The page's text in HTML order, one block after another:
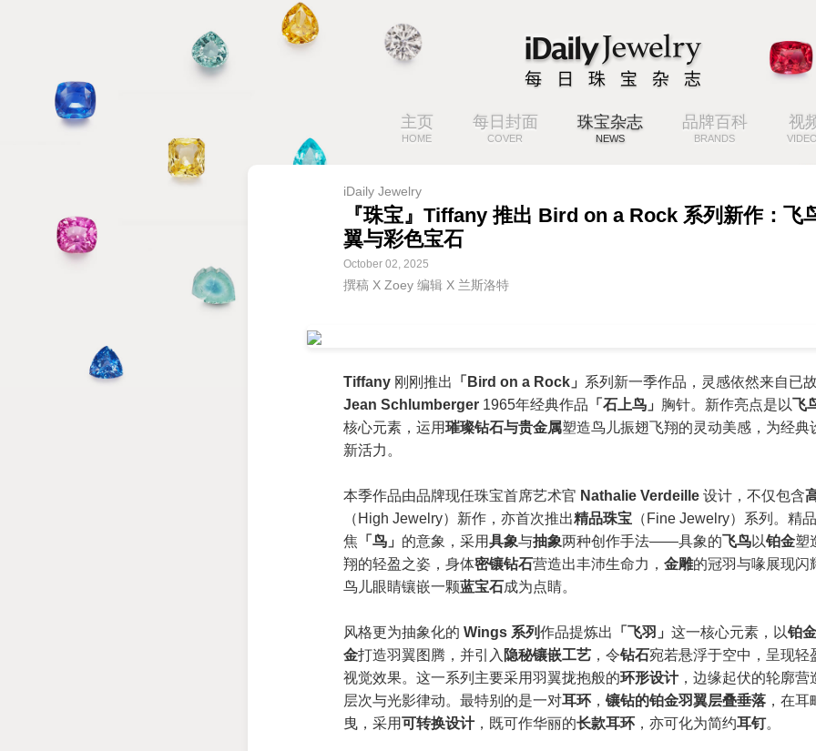
主页
HOME
每日封面
COVER
珠宝杂志
NEWS
品牌百科
BRANDS
视
iDaily Jewelry
『珠宝』Tiffany 推出 Bird on a Rock 系列新作：飞
翼与彩色宝石
October 02, 2025
撰稿 X Zoey 编辑 X 兰斯洛特
Tiffany 刚刚推出 「Bird on a Rock」 系列新一季作品，灵感依然来自已
Jean Schlumberger 1965年经典作品 「石上鸟」 胸针。新作亮点是以飞
核心元素，运用璀璨钻石与贵金属塑造鸟儿振翅飞翔的灵动美感，为经典
新活力。
本季作品由品牌现任珠宝首席艺术官 Nathalie Verdeille 设计，不仅包含
（High Jewelry）新作，亦首次推出精品珠宝 （Fine Jewelry）系列。精
焦 「鸟」 的意象，采用具象与抽象两种创作手法——具象的飞鸟以铂金塑
翔的轻盈之姿，身体密镶钻石营造出丰沛生命力， 金雕的冠羽与喙展现闪
鸟儿眼睛镶嵌一颗蓝宝石成为点睛。
风格更为抽象化的 Wings 系列作品提炼出 「飞羽」 这一核心元素，以铂
金打造羽翼图腾，并引入 隐秘镶嵌工艺 ，令钻石宛若悬浮于空中，呈现轻
视觉效果。这一系列主要采用羽翼拢抱般的环形设计，边缘起伏的轮廓营
层次与光影律动。最特别的是一对耳环 ， 镶钻的铂金羽翼层叠垂落 ，在
曳，采用可转换设计，既可作华丽的长款耳环 ，亦可化为简约耳钉。